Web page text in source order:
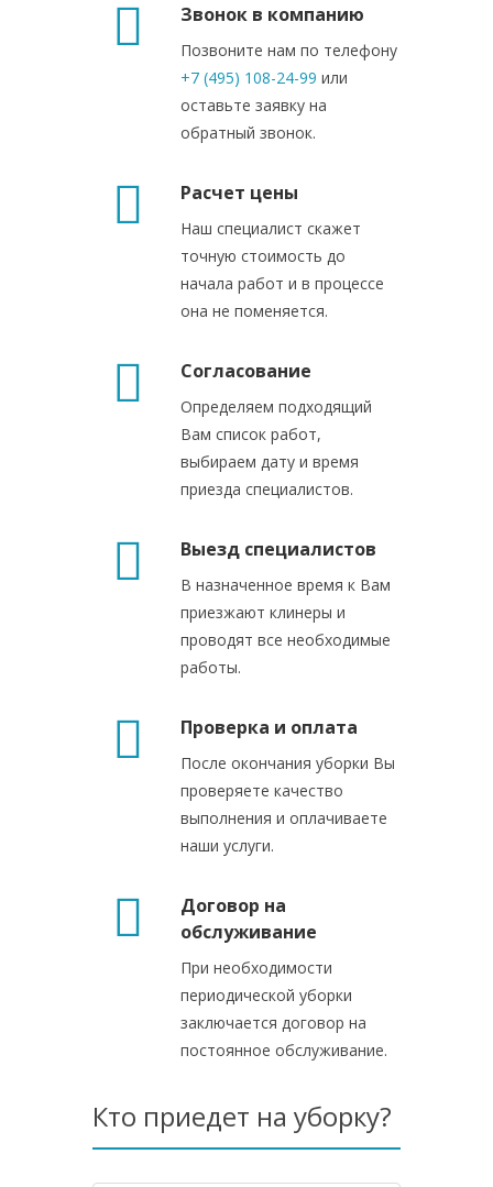
Звонок в компанию
Позвоните нам по телефону
+7 (495) 108-24-99 или
оставьте заявку на
обратный звонок.
Расчет цены
Наш специалист скажет
точную стоимость до
начала работ и в процессе
она не поменяется.
Согласование
Определяем подходящий
Вам список работ,
выбираем дату и время
приезда специалистов.
Выезд специалистов
В назначенное время к Вам
приезжают клинеры и
проводят все необходимые
работы.
Проверка и оплата
После окончания уборки Вы
проверяете качество
выполнения и оплачиваете
наши услуги.
Договор на
обслуживание
При необходимости
периодической уборки
заключается договор на
постоянное обслуживание.
Кто приедет на уборку?